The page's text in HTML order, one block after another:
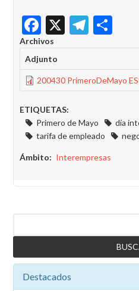
Facebook
X
Archivos
Adjunto
200430 PrimeroDeMayo
ETIQUETAS:
Primero de Mayo
día
tarifa de empleado
Ámbito Interempresas
Destacados